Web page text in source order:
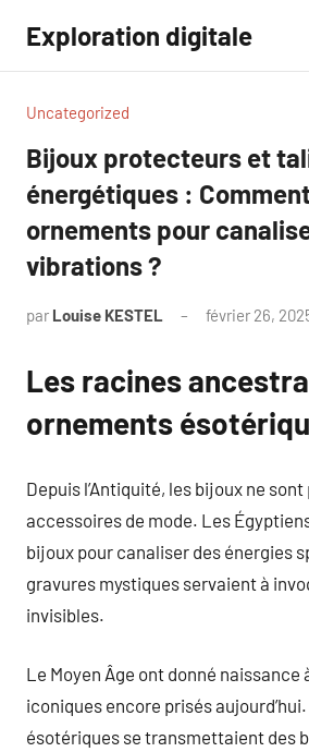
contenu
Exploration digitale
Uncategorized
Bijoux protecteurs et
énergétiques :
ornements pour
vibrations ?
par Louise KESTEL février 26,
Les racines
ornements
Depuis l’Antiquité, les bijoux ne
accessoires de mode. Les
bijoux pour canaliser des énergies
gravures mystiques servaient à
invisibles.
Le Moyen Âge ont donné naissance
iconiques encore prisés
ésotériques se transmettaient des